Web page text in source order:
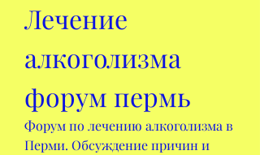
Лечение
алкоголизма
форум пермь
Форум по лечению алкоголизма в
Перми. Обсуждение причин и